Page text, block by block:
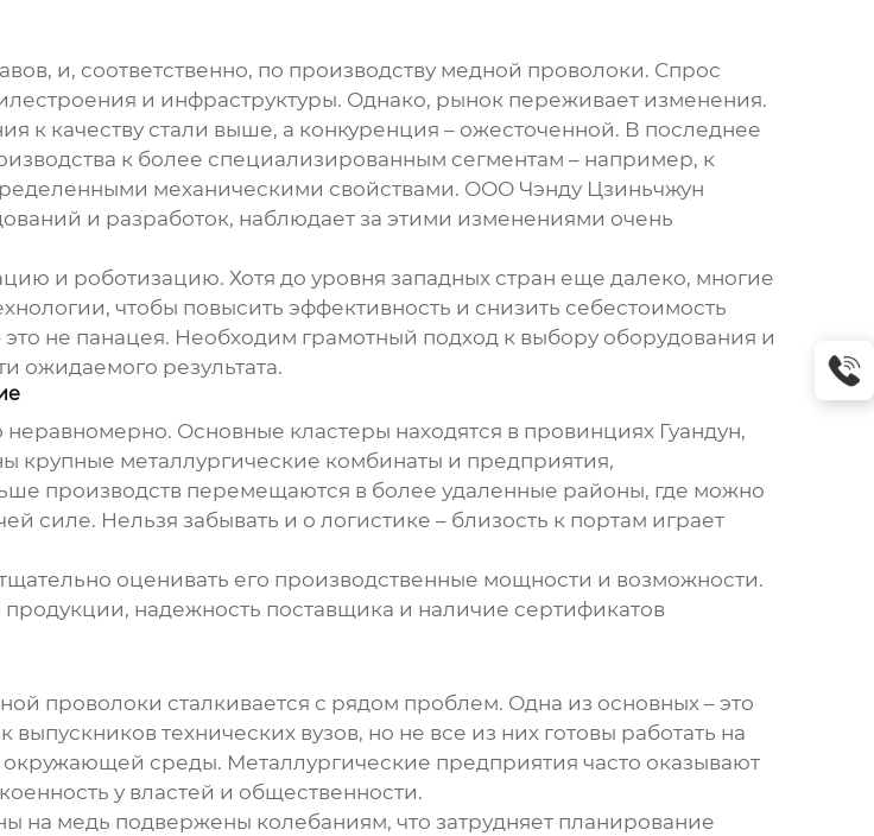
и, соответственно, по производству медной проволоки. Спрос
и инфраструктуры. Однако, рынок переживает изменения.
к качеству стали выше, а конкуренция – ожесточенной. В последнее
к более специализированным сегментам – например, к
механическими свойствами. ООО Чэнду Цзиньчжун
и разработок, наблюдает за этими изменениями очень
и роботизацию. Хотя до уровня западных стран еще далеко, многие
чтобы повысить эффективность и снизить себестоимость
не панацея. Необходим грамотный подход к выбору оборудования и
ожидаемого результата.
Основные кластеры находятся в провинциях Гуандун,
крупные металлургические комбинаты и предприятия,
производств перемещаются в более удаленные районы, где можно
силе. Нельзя забывать и о логистике – близость к портам играет
оценивать его производственные мощности и возможности.
надежность поставщика и наличие сертификатов
проволоки сталкивается с рядом проблем. Одна из основных – это
технических вузов, но не все из них готовы работать на
среды. Металлургические предприятия часто оказывают
у властей и общественности.
на медь подвержены колебаниям, что затрудняет планирование